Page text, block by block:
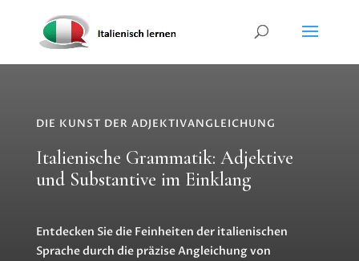
DIE KUNST DER ADJEKTIVANGLEICHUNG
Italienische Grammatik: Adjektive
und Substantive im Einklang
Entdecken Sie die Feinheiten der italienischen
Sprache durch die präzise Angleichung von